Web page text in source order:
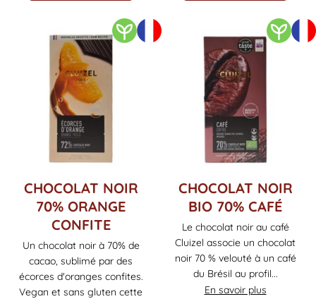
CHOCOLAT NOIR
70% ORANGE
CONFITE
Un chocolat noir à 70% de
cacao, sublimé par des
écorces d'oranges confites.
Vegan et sans gluten cette
CHOCOLAT NOIR
BIO 70% CAFÉ
Le chocolat noir au café
Cluizel associe un chocolat
noir 70 % velouté à un café
du Brésil au profil...
En savoir plus